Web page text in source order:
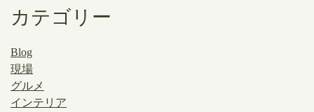
カテゴリー
Blog
現場
グルメ
インテリア